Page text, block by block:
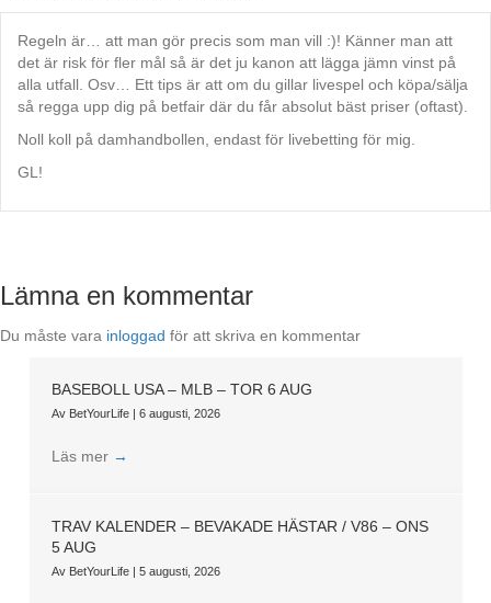
Regeln är… att man gör precis som man vill :)! Känner man att
det är risk för fler mål så är det ju kanon att lägga jämn vinst på
alla utfall. Osv… Ett tips är att om du gillar livespel och köpa/sälja
så regga upp dig på betfair där du får absolut bäst priser (oftast).
Noll koll på damhandbollen, endast för livebetting för mig.
GL!
Lämna en kommentar
Du måste vara inloggad för att skriva en kommentar
BASEBOLL USA – MLB – TOR 6 AUG
Av BetYourLife | 6 augusti, 2026
Läs mer →
TRAV KALENDER – BEVAKADE HÄSTAR / V86 – ONS
5 AUG
Av BetYourLife | 5 augusti, 2026